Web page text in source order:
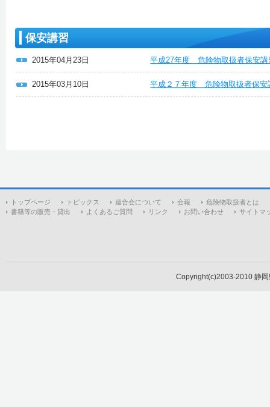
保安講習
2015年04月23日 平成27年度 危険物取扱者保安
2015年03月10日 平成２７年度 危険物取扱者保安
トップページ トピックス 連合会について 会報
危険物取扱者とは
書籍等の販売・貸出
よくあるご質問 リンク お問い合わせ サイトマ
Copyright(c)2003-2010 静